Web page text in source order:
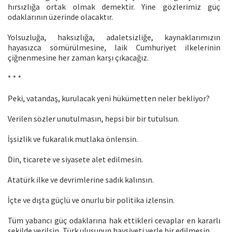
hırsızlığa ortak olmak demektir. Yine gözlerimiz güç
odaklarının üzerinde olacaktır.
Yolsuzluğa, haksızlığa, adaletsizliğe, kaynaklarımızın
hayasızca sömürülmesine, laik Cumhuriyet ilkelerinin
çiğnenmesine her zaman karşı çıkacağız.
* * *
Peki, vatandaş, kurulacak yeni hükümetten neler bekliyor?
Verilen sözler unutulmasın, hepsi bir bir tutulsun.
İşsizlik ve fukaralık mutlaka önlensin.
Din, ticarete ve siyasete alet edilmesin.
Atatürk ilke ve devrimlerine sadık kalınsın.
İçte ve dışta güçlü ve onurlu bir politika izlensin.
Tüm yabancı güç odaklarına hak ettikleri cevaplar en kararlı